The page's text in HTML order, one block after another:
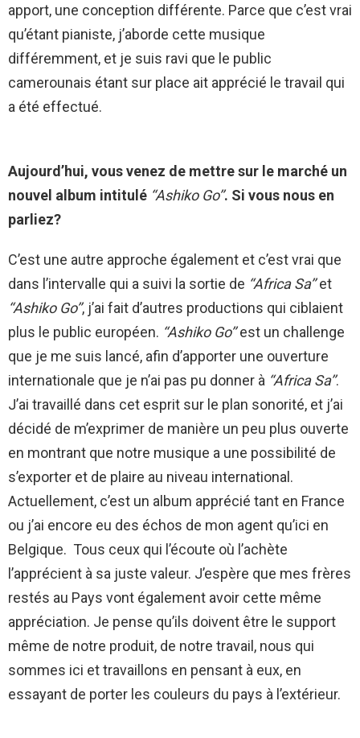
apport, une conception différente. Parce que c’est vrai
qu’étant pianiste, j’aborde cette musique
différemment, et je suis ravi que le public
camerounais étant sur place ait apprécié le travail qui
a été effectué.
Aujourd’hui, vous venez de mettre sur le marché un
nouvel album intitulé ‘‘Ashiko Go’’. Si vous nous en
parliez?
C’est une autre approche également et c’est vrai que
dans l’intervalle qui a suivi la sortie de ‘‘Africa Sa’’et
‘‘Ashiko Go’’, j’ai fait d’autres productions qui ciblaient
plus le public européen. ‘‘Ashiko Go’’est un challenge
que je me suis lancé, afin d’apporter une ouverture
internationale que je n’ai pas pu donner à ‘‘Africa Sa’’.
J’ai travaillé dans cet esprit sur le plan sonorité, et j’ai
décidé de m’exprimer de manière un peu plus ouverte
en montrant que notre musique a une possibilité de
s’exporter et de plaire au niveau international.
Actuellement, c’est un album apprécié tant en France
ou j’ai encore eu des échos de mon agent qu’ici en
Belgique. Tous ceux qui l’écoute où l’achète
l’apprécient à sa juste valeur. J’espère que mes frères
restés au Pays vont également avoir cette même
appréciation. Je pense qu’ils doivent être le support
même de notre produit, de notre travail, nous qui
sommes ici et travaillons en pensant à eux, en
essayant de porter les couleurs du pays à l’extérieur.